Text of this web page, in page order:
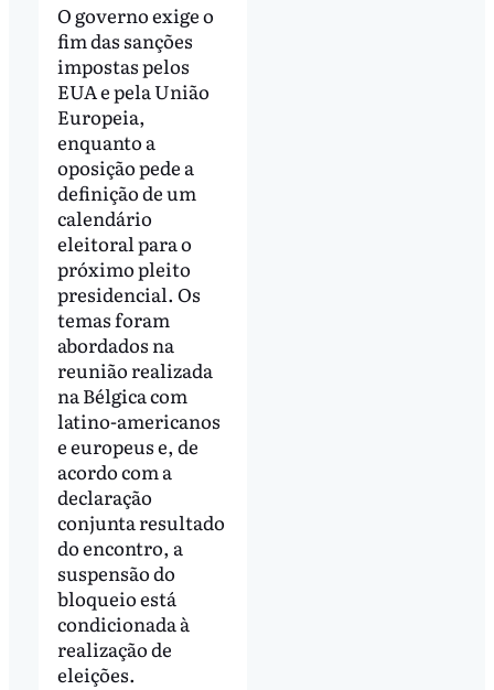
O governo exige o
fim das sanções
impostas pelos
EUA e pela União
Europeia,
enquanto a
oposição pede a
definição de um
calendário
eleitoral para o
próximo pleito
presidencial. Os
temas foram
abordados na
reunião realizada
na Bélgica com
latino-americanos
e europeus e, de
acordo com a
declaração
conjunta resultado
do encontro, a
suspensão do
bloqueio está
condicionada à
realização de
eleições.